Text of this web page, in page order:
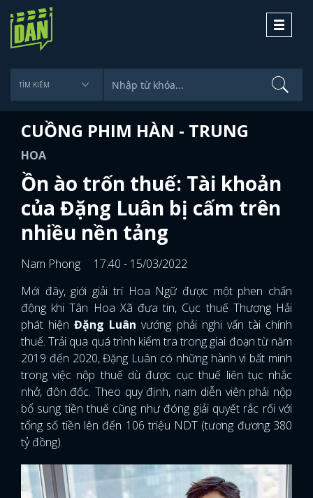
Toggle
CUỒNG PHIM HÀN - TRUNG
HOA
Ồn ào trốn thuế: Tài khoản
của Đặng Luân bị cấm trên
nhiều nền tảng
Nam Phong
17:40 - 15/03/2022
Mới đây, giới giải trí Hoa Ngữ được một phen chấn
động khi Tân Hoa Xã đưa tin, Cục thuế Thượng Hải
phát hiệnĐặng Luân vướng phải nghi vấn tài chính
thuế. Trải qua quá trình kiểm tra trong giai đoạn từ năm
2019 đến 2020, Đặng Luân có những hành vi bất minh
trong việc nộp thuế dù được cục thuế liên tục nhắc
nhở, đôn đốc. Theo quy định, nam diễn viên phải nộp
bổ sung tiền thuế cũng như đóng giải quyết rắc rối với
tổng số tiền lên đến 106 triệu NDT (tương đương 380
tỷ đồng).